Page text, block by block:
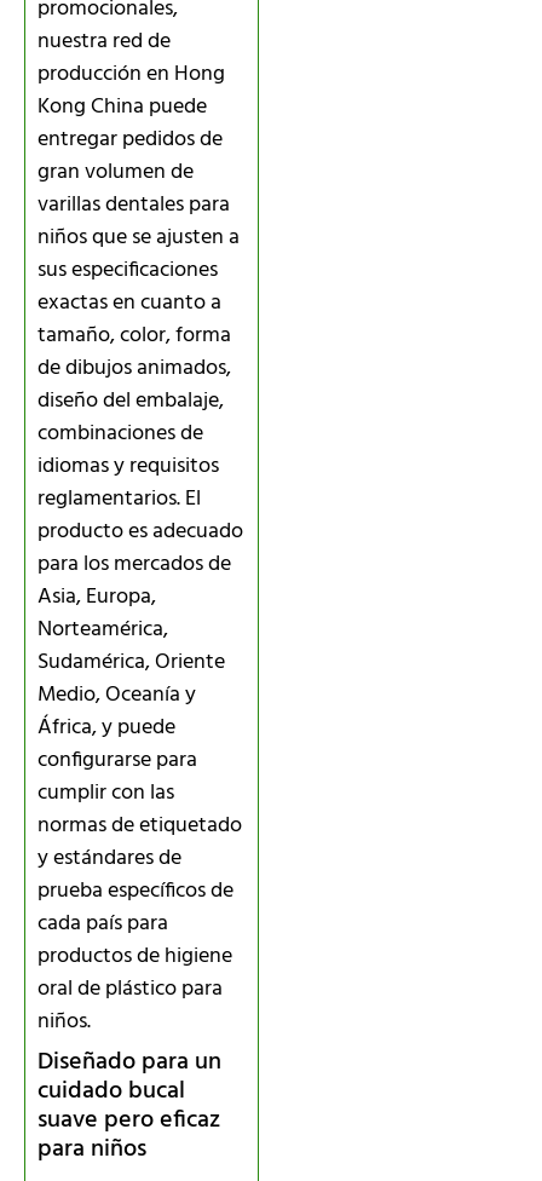
promocionales,
nuestra red de
producción en Hong
Kong China puede
entregar pedidos de
gran volumen de
varillas dentales para
niños que se ajusten a
sus especificaciones
exactas en cuanto a
tamaño, color, forma
de dibujos animados,
diseño del embalaje,
combinaciones de
idiomas y requisitos
reglamentarios. El
producto es adecuado
para los mercados de
Asia, Europa,
Norteamérica,
Sudamérica, Oriente
Medio, Oceanía y
África, y puede
configurarse para
cumplir con las
normas de etiquetado
y estándares de
prueba específicos de
cada país para
productos de higiene
oral de plástico para
niños.
Diseñado para un
cuidado bucal
suave pero eficaz
para niños